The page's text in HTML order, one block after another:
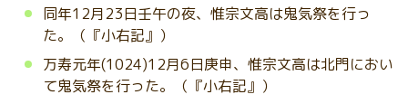
同年12月23日壬午の夜、惟宗文高は鬼気祭を行っ
た。（『小右記』）
万寿元年(1024)12月6日庚申、惟宗文高は北門におい
て鬼気祭を行った。（『小右記』）